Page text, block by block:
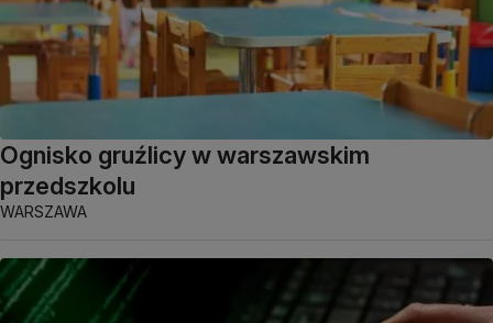
Ognisko gruźlicy w warszawskim
przedszkolu
WARSZAWA